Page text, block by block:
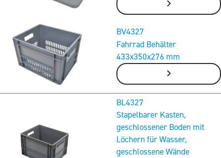
BV4327
Fahrrad Behälter
433x350x276 mm
BL4327
Stapelbarer Kasten,
geschlossener Boden mit
Löchern für Wasser,
geschlossene Wände